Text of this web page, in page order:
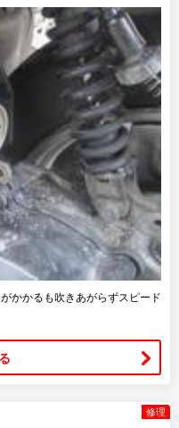
かかるも吹きあがらずスピード
修理